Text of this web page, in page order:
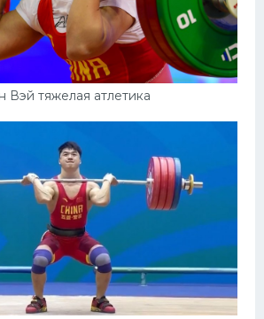
Вэй тяжелая атлетика